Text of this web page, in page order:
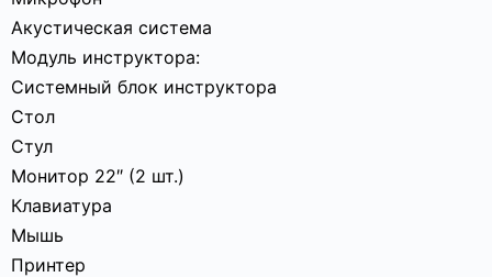
Акустическая система
Модуль инструктора:
Системный блок инструктора
Стол
Стул
Монитор 22″ (2 шт.)
Клавиатура
Мышь
Принтер